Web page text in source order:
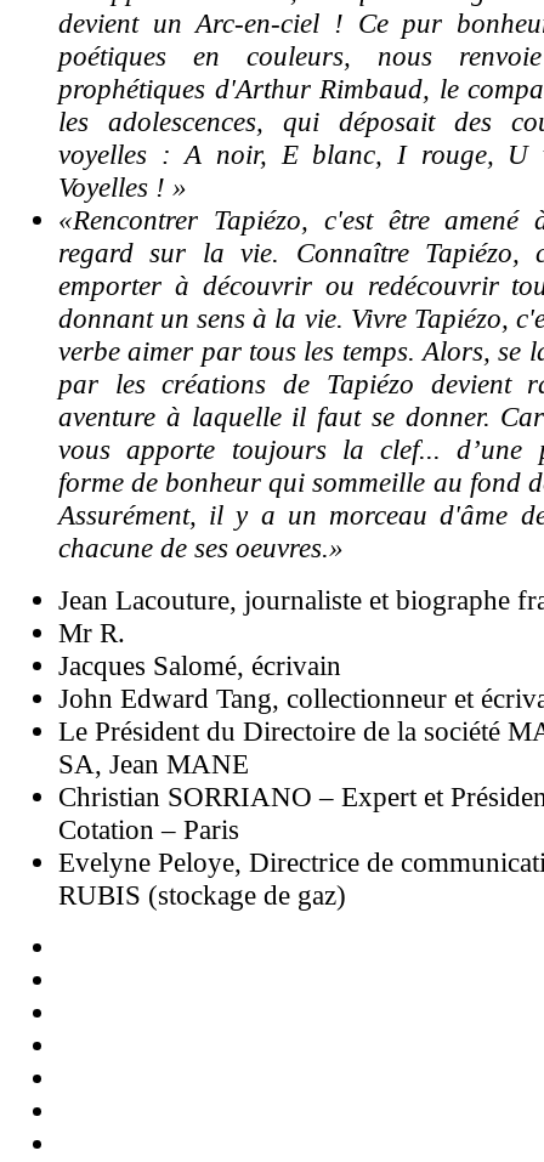
devient un Arc-en-ciel ! Ce pur
poétiques en couleurs, nous
prophétiques d'Arthur Rimbaud, le
les adolescences, qui déposait des
voyelles : A noir, E blanc, I rouge, U
Voyelles ! »
«Rencontrer Tapiézo, c'est être amené
regard sur la vie. Connaître Tapiézo,
emporter à découvrir ou redécouvrir
donnant un sens à la vie. Vivre Tapiézo,
verbe aimer par tous les temps. Alors, se
par les créations de Tapiézo devient
aventure à laquelle il faut se donner.
vous apporte toujours la clef... d’une
forme de bonheur qui sommeille au fond
Assurément, il y a un morceau d'âme
chacune de ses oeuvres.»
Jean Lacouture, journaliste et biographe
Mr R.
Jacques Salomé, écrivain
John Edward Tang, collectionneur et
Le Président du Directoire de la société
SA, Jean MANE
Christian SORRIANO – Expert et
Cotation – Paris
Evelyne Peloye, Directrice de
RUBIS (stockage de gaz)